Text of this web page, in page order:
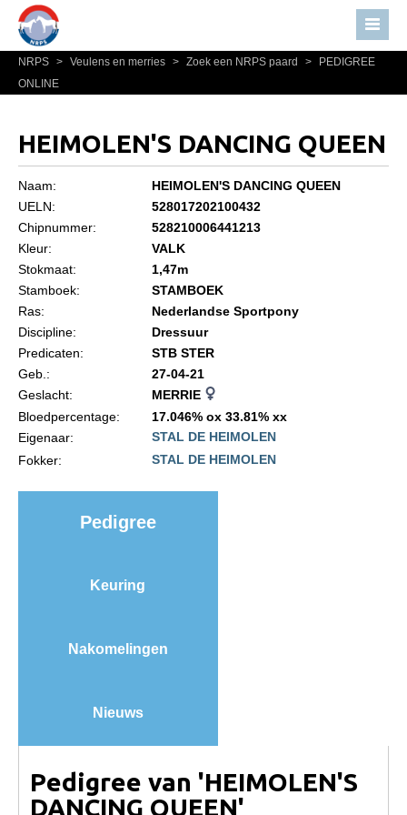
Home
Nieuws
Bestuur NRPS
Informatie
Statuten en reglementen
Algemeen
Paardenpaspoort aanvragen
Import registratie
Informatie overschrijven paspoort
Animal Health Regulation
Marktplaats
Veel gestelde vragen
NRPS Select Sale
NRPS > Veulens en merries > Zoek een NRPS paard >
PEDIGREE
ONLINE
HEIMOLEN'S DANCING QUEEN
Naam:
HEIMOLEN'S DANCING QUEEN
UELN:
528017202100432
Chipnummer:
528210006441213
Kleur:
VALK
Stokmaat:
1,47m
Stamboek:
STAMBOEK
Ras:
Nederlandse Sportpony
Discipline:
Dressuur
Predicaten:
STB STER
Geb.:
27-04-21
Geslacht:
MERRIE
Bloedpercentage:
17.046% ox 33.81% xx
Eigenaar:
STAL DE HEIMOLEN
Fokker:
STAL DE HEIMOLEN
Pedigree
Keuring
Nakomelingen
Nieuws
Pedigree van 'HEIMOLEN'S
DANCING QUEEN'